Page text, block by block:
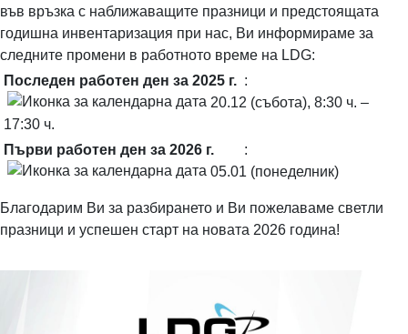
във връзка с наближаващите празници и предстоящата
годишна инвентаризация при нас, Ви информираме за
следните промени в работното време на LDG:
Последен работен ден за 2025 г. :
20.12 (събота), 8:30 ч. –
17:30 ч.
Първи работен ден за 2026 г.
:
05.01 (понеделник)
Благодарим Ви за разбирането и Ви пожелаваме светли
празници и успешен старт на новата 2026 година!